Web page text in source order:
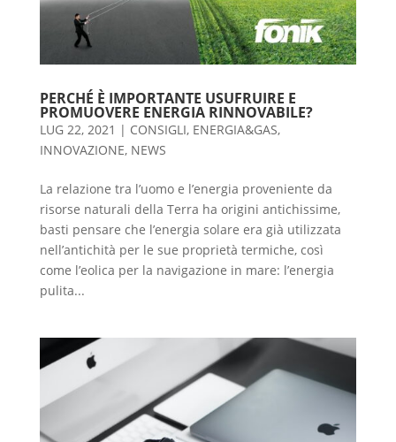
PERCHÉ È IMPORTANTE USUFRUIRE E
PROMUOVERE ENERGIA RINNOVABILE?
LUG 22, 2021 | CONSIGLI, ENERGIA&GAS,
INNOVAZIONE, NEWS
La relazione tra l’uomo e l’energia proveniente da
risorse naturali della Terra ha origini antichissime,
basti pensare che l’energia solare era già utilizzata
nell’antichità per le sue proprietà termiche, così
come l’eolica per la navigazione in mare: l’energia
pulita...